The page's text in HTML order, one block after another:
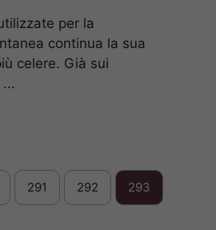
per la
continua la sua
celere. Già sui
291 292 293